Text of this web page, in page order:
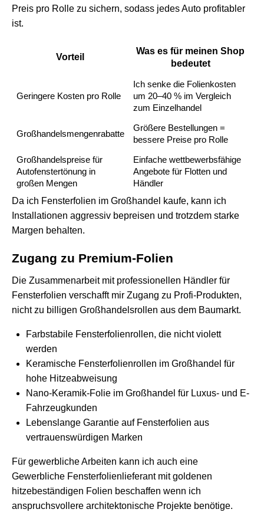
Preis pro Rolle zu sichern, sodass jedes Auto profitabler
ist.
Vorteil
Was es für meinen Shop
bedeutet
Geringere Kosten pro Rolle
Ich senke die Folienkosten
um 20–40 % im Vergleich
zum Einzelhandel
Großhandelsmengenrabatte
Größere Bestellungen =
bessere Preise pro Rolle
Großhandelspreise für
Autofenstertönung in
großen Mengen
Einfache wettbewerbsfähige
Angebote für Flotten und
Händler
Da ich Fensterfolien im Großhandel kaufe, kann ich
Installationen aggressiv bepreisen und trotzdem starke
Margen behalten.
Zugang zu Premium-Folien
Die Zusammenarbeit mit professionellen Händler für
Fensterfolien verschafft mir Zugang zu Profi-Produkten,
nicht zu billigen Großhandelsrollen aus dem Baumarkt.
Farbstabile Fensterfolienrollen, die nicht violett
werden
Keramische Fensterfolienrollen im Großhandel für
hohe Hitzeabweisung
Nano-Keramik-Folie im Großhandel für Luxus- und E-
Fahrzeugkunden
Lebenslange Garantie auf Fensterfolien aus
vertrauenswürdigen Marken
Für gewerbliche Arbeiten kann ich auch eine
Gewerbliche Fensterfolienlieferant mit goldenen
hitzebeständigen Folien beschaffen wenn ich
anspruchsvollere architektonische Projekte benötige.